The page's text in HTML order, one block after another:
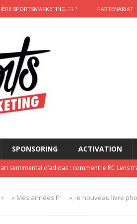
SPORTSMARKETING.FR ? PARTENARIAT
SPONSORING ACTIVATION
sentimental d’adidas : comment le RC Lens
l’affichage monumental de Zinedine
« Mes années F1… », le nouveau livre